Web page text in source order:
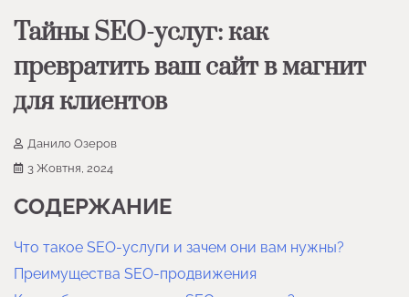
Тайны SEO-услуг: как
превратить ваш сайт в магнит
для клиентов
Данило Озеров
3 Жовтня, 2024
СОДЕРЖАНИЕ
Что такое SEO-услуги и зачем они вам нужны?
Преимущества SEO-продвижения